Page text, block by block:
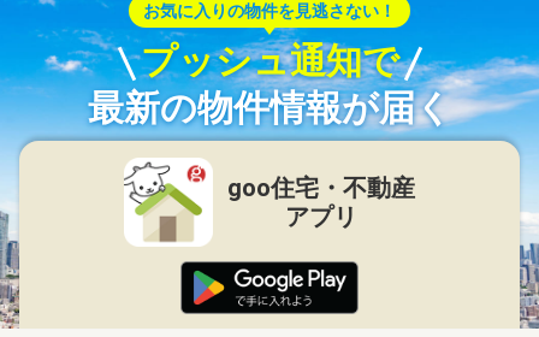
お気に入りの物件を見逃さない！
プッシュ通知で
最新の物件情報が届く
goo住宅・不動産
アプリ